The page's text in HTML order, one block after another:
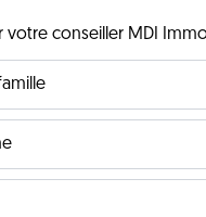
conseiller MDI